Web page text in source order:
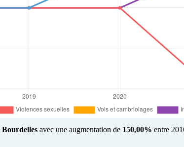
Bourdelles avec une augmentation de 150,00% entre